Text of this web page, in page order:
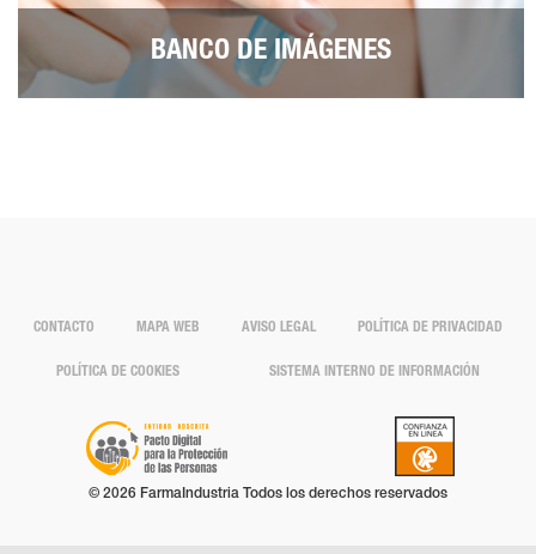
BANCO DE IMÁGENES
CONTACTO MAPA WEB AVISO LEGAL POLÍTICA DE PRIVACIDAD
POLÍTICA DE COOKIES SISTEMA INTERNO DE INFORMACIÓN
© 2026 FarmaIndustria Todos los derechos reservados